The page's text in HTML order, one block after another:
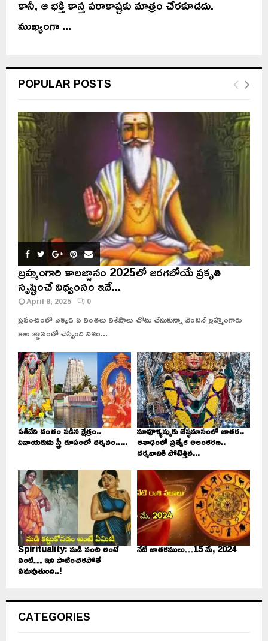
కానీ, ఆ భక్తి కాస్త పరాకాష్టకు మాత్రం చేరకూడదు.
ముఖ్యంగా ...
POPULAR POSTS
బ్రహ్మంగారి కాలజ్ఞానం 2025లో జరగబోయే ప్రకృతి
సృష్టించే విధ్వంసం ఇదే...
April 8, 2025 0
ప్రపంచంలో ఎక్కడ ఏ వింతలు విశేషాలు చోటు చేసుకున్నా వెంటనే బ్రహ్మంగారు
కాల జ్ఞానంలో చెప్పింది నిజం...
సతీదేవి దంతం పడిన క్షేత్రం..
వినాయకుడు స్త్రీ రూపంలో దర్శనం.....
మావూళ్ళమ్మకు జేష్ఠమాసంలో జాతర..
ఆశాఢంలో ప్రత్యేక అలంకరణ..
దర్శనానికి పోటెత్తిన...
Spirituality: మడి వంట అంటే
ఏంటి… ఇది పాటించకపోతే
ఏమవుతుంది..!
నేటి జాతకములు…15 మే, 2024
CATEGORIES